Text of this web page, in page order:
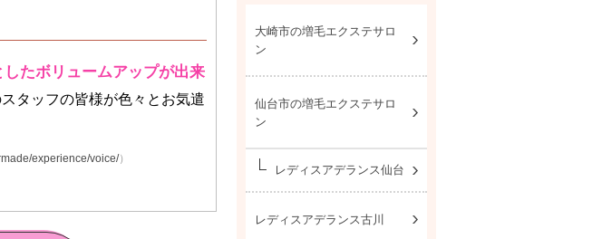
たボリュームアップが出来
タッフの皆様が色々とお気遣
experience/voice/）
大崎市の増毛エクステサロ
ン
仙台市の増毛エクステサロ
ン
レディスアデランス仙台
レディスアデランス古川